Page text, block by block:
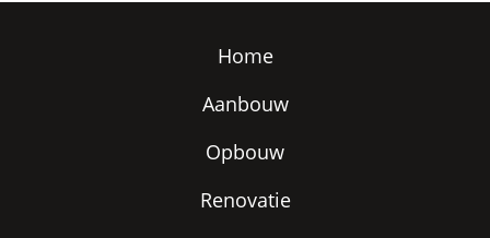
Home
Aanbouw
Opbouw
Renovatie